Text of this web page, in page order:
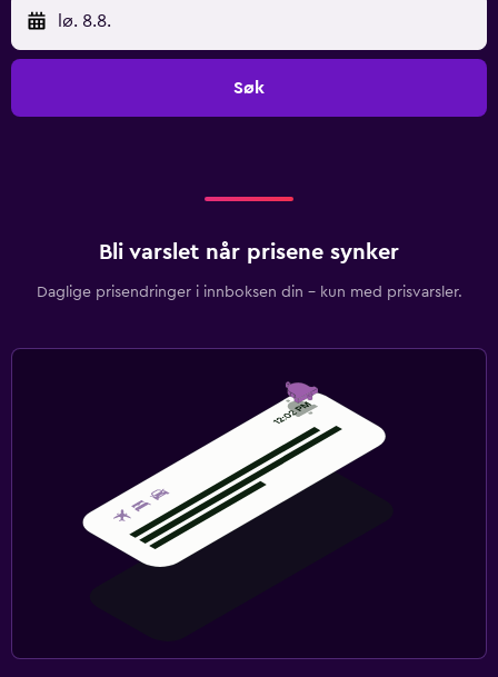
lø. 8.8.
Søk
Bli varslet når prisene synker
Daglige prisendringer i innboksen din – kun med prisvarsler.